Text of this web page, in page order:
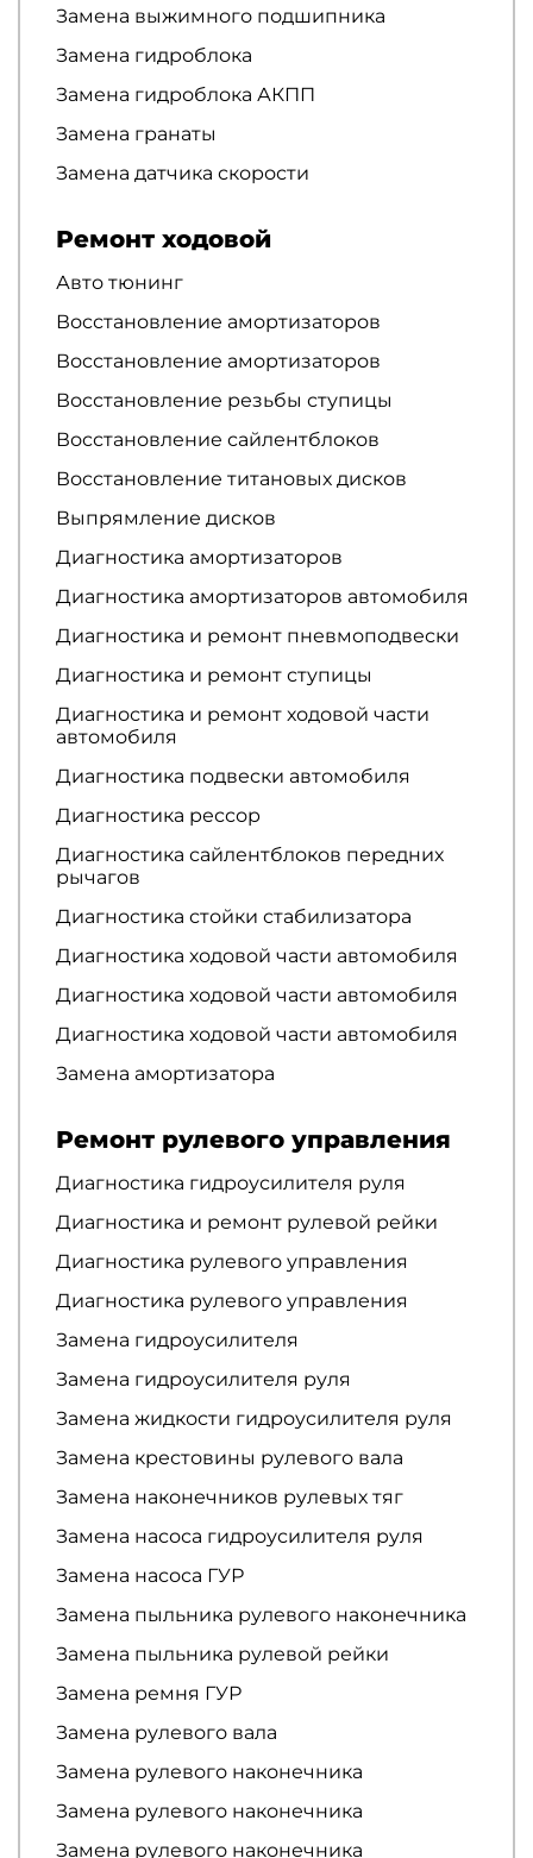
Замена выжимного подшипника
Замена гидроблока
Замена гидроблока АКПП
Замена гранаты
Замена датчика скорости
Ремонт ходовой
Авто тюнинг
Восстановление амортизаторов
Восстановление амортизаторов
Восстановление резьбы ступицы
Восстановление сайлентблоков
Восстановление титановых дисков
Выпрямление дисков
Диагностика амортизаторов
Диагностика амортизаторов автомобиля
Диагностика и ремонт пневмоподвески
Диагностика и ремонт ступицы
Диагностика и ремонт ходовой части
автомобиля
Диагностика подвески автомобиля
Диагностика рессор
Диагностика сайлентблоков передних
рычагов
Диагностика стойки стабилизатора
Диагностика ходовой части автомобиля
Диагностика ходовой части автомобиля
Диагностика ходовой части автомобиля
Замена амортизатора
Ремонт рулевого управления
Диагностика гидроусилителя руля
Диагностика и ремонт рулевой рейки
Диагностика рулевого управления
Диагностика рулевого управления
Замена гидроусилителя
Замена гидроусилителя руля
Замена жидкости гидроусилителя руля
Замена крестовины рулевого вала
Замена наконечников рулевых тяг
Замена насоса гидроусилителя руля
Замена насоса ГУР
Замена пыльника рулевого наконечника
Замена пыльника рулевой рейки
Замена ремня ГУР
Замена рулевого вала
Замена рулевого наконечника
Замена рулевого наконечника
Замена рулевого наконечника